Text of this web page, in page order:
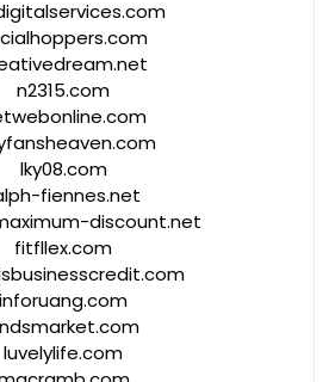
n2315.com
lky08.com
fiennes.net
discount.net
fitfllex.com
inforuang.com
luvelylife.com